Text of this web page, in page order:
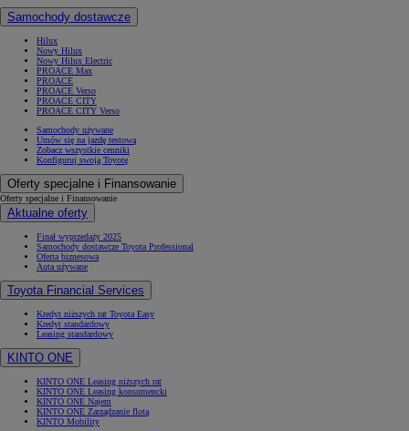
Samochody dostawcze
Hilux
Nowy Hilux
Nowy Hilux Electric
PROACE Max
PROACE
PROACE Verso
PROACE CITY
PROACE CITY Verso
Samochody używane
Umów się na jazdę testową
Zobacz wszystkie cenniki
Konfiguruj swoją Toyotę
Oferty specjalne i Finansowanie
Oferty specjalne i Finansowanie
Aktualne oferty
Finał wyprzedaży 2025
Samochody dostawcze Toyota Professional
Oferta biznesowa
Auta używane
Toyota Financial Services
Kredyt niższych rat Toyota Easy
Kredyt standardowy
Leasing standardowy
KINTO ONE
KINTO ONE Leasing niższych rat
KINTO ONE Leasing konsumencki
KINTO ONE Najem
KINTO ONE Zarządzanie flotą
KINTO Mobility